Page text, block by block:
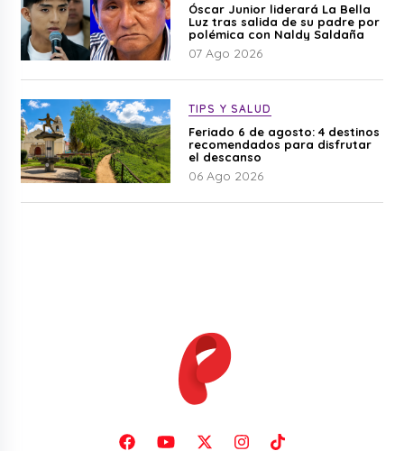
Óscar Junior liderará La Bella
Luz tras salida de su padre por
polémica con Naldy Saldaña
07 Ago 2026
TIPS Y SALUD
Feriado 6 de agosto: 4 destinos
recomendados para disfrutar
el descanso
06 Ago 2026